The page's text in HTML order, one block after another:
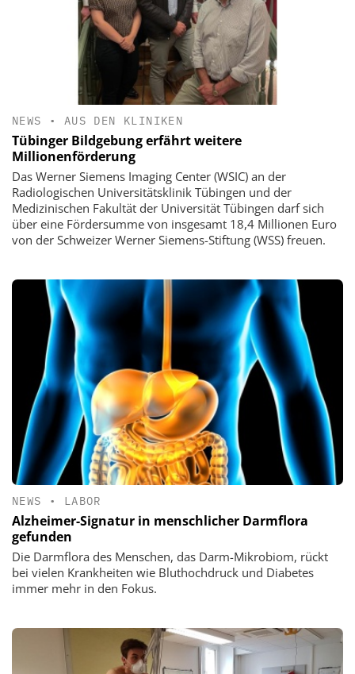
NEWS • AUS DEN KLINIKEN
Tübinger Bildgebung erfährt weitere
Millionenförderung
Das Werner Siemens Imaging Center (WSIC) an der
Radiologischen Universitätsklinik Tübingen und der
Medizinischen Fakultät der Universität Tübingen darf sich
über eine Fördersumme von insgesamt 18,4 Millionen Euro
von der Schweizer Werner Siemens-Stiftung (WSS) freuen.
NEWS • LABOR
Alzheimer-Signatur in menschlicher Darmflora
gefunden
Die Darmflora des Menschen, das Darm-Mikrobiom, rückt
bei vielen Krankheiten wie Bluthochdruck und Diabetes
immer mehr in den Fokus.